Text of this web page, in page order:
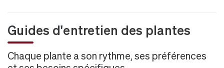
Guides d'entretien des plantes
Chaque plante a son rythme, ses préférences